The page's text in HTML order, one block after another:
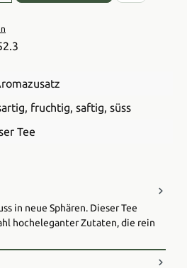
, fruchtig, saftig, süss
Tee
in neue Sphären. Dieser Tee
hocheleganter Zutaten, die rein